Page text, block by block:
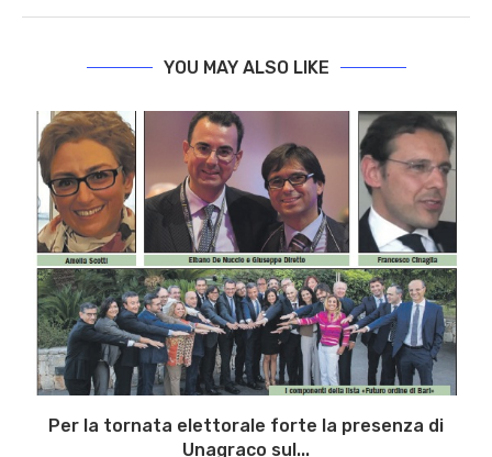
YOU MAY ALSO LIKE
Per la tornata elettorale forte la presenza di
Unagraco sul...